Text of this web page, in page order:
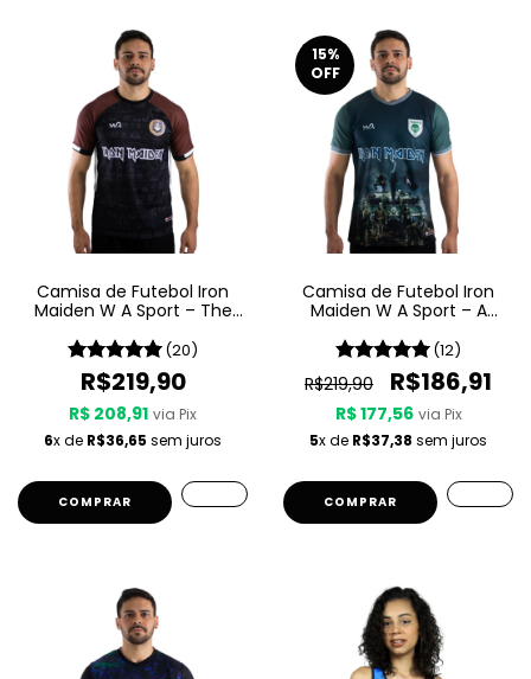
Camisa de Futebol Iron
Maiden W A Sport – The
(20)
R$219,90
R$ 208,91 via Pix
6x de R$36,65 sem juros
COMPRAR
15%
OFF
Camisa de Futebol Iron
Maiden W A Sport – A
(12)
R$219,90 R$186,91
R$ 177,56 via Pix
5x de R$37,38 sem juros
COMPRAR